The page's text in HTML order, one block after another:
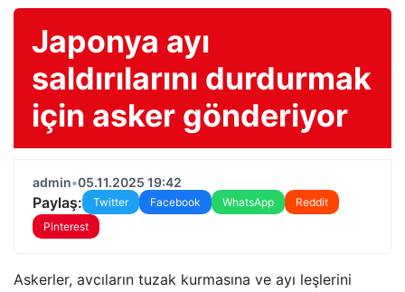
Japonya ayı
saldırılarını durdurmak
için asker gönderiyor
admin•05.11.2025 19:42
Paylaş: Twitter Facebook WhatsApp
Reddit
Pinterest
Askerler, avcıların tuzak kurmasına ve ayı leşlerini